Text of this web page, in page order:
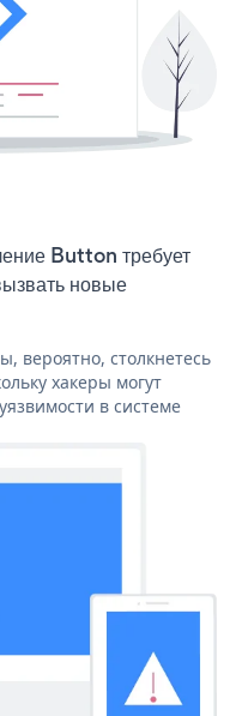
Button требует
новые
вероятно, столкнетесь
хакеры могут
в системе